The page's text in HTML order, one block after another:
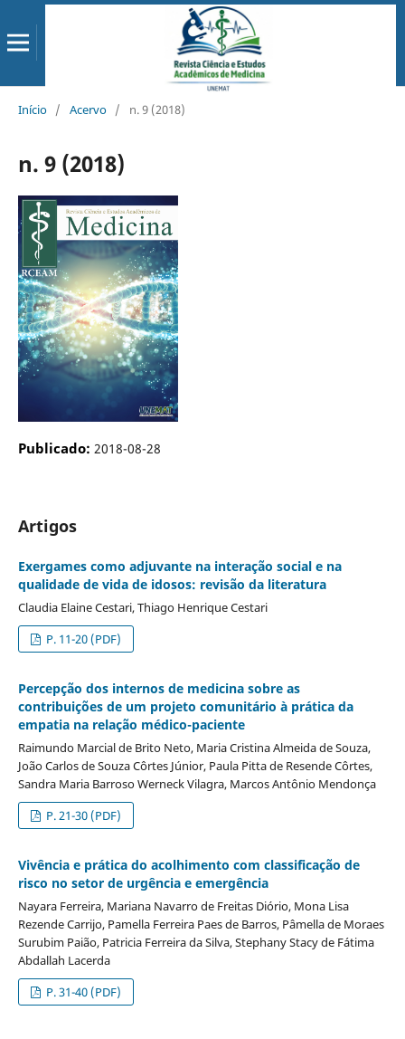
Início / Acervo / n. 9 (2018)
n. 9 (2018)
Publicado: 2018-08-28
Artigos
Exergames como adjuvante na interação social e na
qualidade de vida de idosos: revisão da literatura
Claudia Elaine Cestari, Thiago Henrique Cestari
P. 11-20 (PDF)
Percepção dos internos de medicina sobre as
contribuições de um projeto comunitário à prática da
empatia na relação médico-paciente
Raimundo Marcial de Brito Neto, Maria Cristina Almeida de Souza,
João Carlos de Souza Côrtes Júnior, Paula Pitta de Resende Côrtes,
Sandra Maria Barroso Werneck Vilagra, Marcos Antônio Mendonça
P. 21-30 (PDF)
Vivência e prática do acolhimento com classificação de
risco no setor de urgência e emergência
Nayara Ferreira, Mariana Navarro de Freitas Diório, Mona Lisa
Rezende Carrijo, Pamella Ferreira Paes de Barros, Pâmella de Moraes
Surubim Paião, Patricia Ferreira da Silva, Stephany Stacy de Fátima
Abdallah Lacerda
P. 31-40 (PDF)